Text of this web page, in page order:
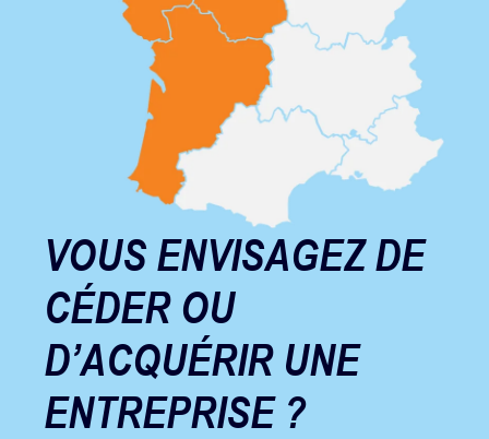
VOUS ENVISAGEZ DE
CÉDER OU
D’ACQUÉRIR UNE
ENTREPRISE ?